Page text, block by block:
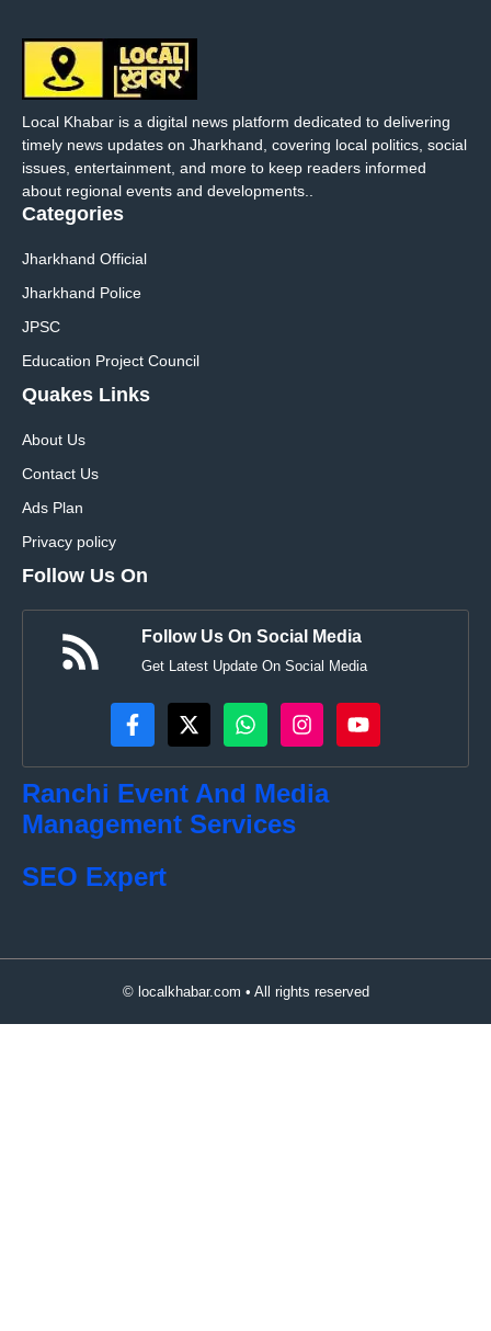
Local Khabar is a digital news platform dedicated to delivering
timely news updates on Jharkhand, covering local politics, social
issues, entertainment, and more to keep readers informed
about regional events and developments..
Categories
Jharkhand Official
Jharkhand Police
JPSC
Education Project Council
Quakes Links
About Us
Contact Us
Ads Plan
Privacy policy
Follow Us On
Follow Us On Social Media
Get Latest Update On Social Media
Ranchi Event And Media
Management Services
SEO Expert
© localkhabar.com • All rights reserved